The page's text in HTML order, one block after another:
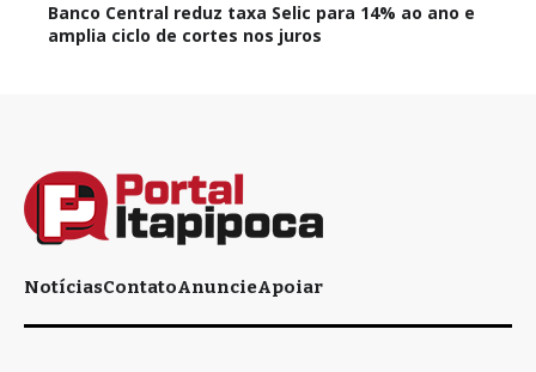
Banco Central reduz taxa Selic para 14% ao ano e
amplia ciclo de cortes nos juros
NotíciasContatoAnuncieApoiar